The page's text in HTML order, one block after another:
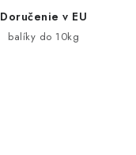
Doručenie v EU
balíky do 10kg